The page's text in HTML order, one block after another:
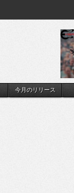
今月のリリース